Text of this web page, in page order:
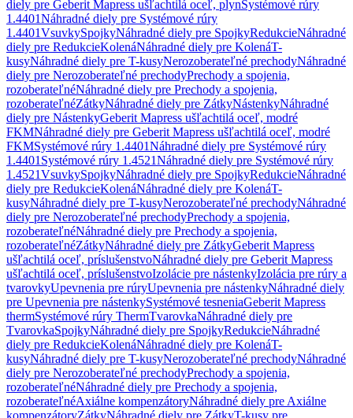
diely pre Geberit Mapress ušľachtilá oceľ, plynSystémové rúry
1.4401Náhradné diely pre Systémové rúry
1.4401VsuvkySpojkyNáhradné diely pre SpojkyRedukcieNáhradné
diely pre RedukcieKolenáNáhradné diely pre KolenáT-
kusyNáhradné diely pre T-kusyNerozoberateľné prechodyNáhradné
diely pre Nerozoberateľné prechodyPrechody a spojenia,
rozoberateľnéNáhradné diely pre Prechody a spojenia,
rozoberateľnéZátkyNáhradné diely pre ZátkyNástenkyNáhradné
diely pre NástenkyGeberit Mapress ušľachtilá oceľ, modré
FKMNáhradné diely pre Geberit Mapress ušľachtilá oceľ, modré
FKMSystémové rúry 1.4401Náhradné diely pre Systémové rúry
1.4401 Systémové rúry 1.4521Náhradné diely pre Systémové rúry
1.4521VsuvkySpojkyNáhradné diely pre SpojkyRedukcieNáhradné
diely pre RedukcieKolenáNáhradné diely pre KolenáT-
kusyNáhradné diely pre T-kusyNerozoberateľné prechodyNáhradné
diely pre Nerozoberateľné prechodyPrechody a spojenia,
rozoberateľnéNáhradné diely pre Prechody a spojenia,
rozoberateľnéZátkyNáhradné diely pre ZátkyGeberit Mapress
ušľachtilá oceľ, príslušenstvoNáhradné diely pre Geberit Mapress
ušľachtilá oceľ, príslušenstvoIzolácie pre nástenkyIzolácia pre rúry a
tvarovkyUpevnenia pre rúryUpevnenia pre nástenkyNáhradné diely
pre Upevnenia pre nástenkySystémové tesneniaGeberit Mapress
thermSystémové rúry ThermTvarovkaNáhradné diely pre
TvarovkaSpojkyNáhradné diely pre SpojkyRedukcieNáhradné
diely pre RedukcieKolenáNáhradné diely pre KolenáT-
kusyNáhradné diely pre T-kusyNerozoberateľné prechodyNáhradné
diely pre Nerozoberateľné prechodyPrechody a spojenia,
rozoberateľnéNáhradné diely pre Prechody a spojenia,
rozoberateľnéAxiálne kompenzátoryNáhradné diely pre Axiálne
kompenzátoryZátkyNáhradné diely pre ZátkyT-kusy pre